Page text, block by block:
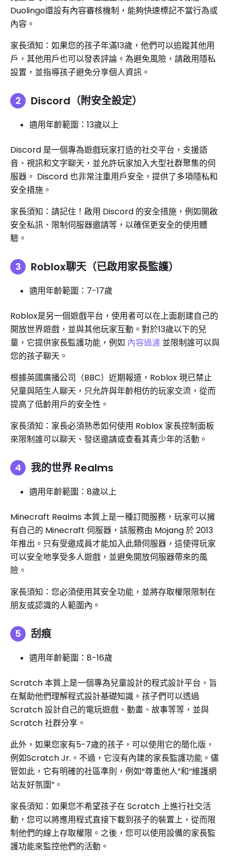
Duolingo還設有內容審核機制，能夠快速標記不當行為或
內容。
家長須知：如果您的孩子年滿13歲，他們可以追蹤其他用
戶，其他用戶也可以發表評論。為避免風險，請啟用隱私
設置，並指導孩子避免分享個人資訊。
Discord（附安全設定）
適用年齡範圍：13歲以上
Discord 是一個專為遊戲玩家打造的社交平台，支援語
音、視訊和文字聊天，並允許玩家加入大型社群聚集的伺
服器。 Discord 也非常注重用戶安全，提供了多項隱私和
安全措施。
家長須知：請記住！啟用 Discord 的安全措施，例如開啟
安全私訊、限制伺服器邀請等，以確保更安全的使用體
驗。
Roblox聊天（已啟用家長監護）
適用年齡範圍：7-17歲
Roblox是另一個遊戲平台，使用者可以在上面創建自己的
開放世界遊戲，並與其他玩家互動。對於13歲以下的兒
童，它提供家長監護功能，例如 內容過濾 並限制誰可以與
您的孩子聊天。
根據英國廣播公司（BBC）近期報道，Roblox 現已禁止
兒童與陌生人聊天，只允許與年齡相仿的玩家交流，從而
提高了低齡用戶的安全性。
家長須知：家長必須熟悉如何使用 Roblox 家長控制面板
來限制誰可以聊天、發送邀請或查看其青少年的活動。
我的世界 Realms
適用年齡範圍：8歲以上
Minecraft Realms 本質上是一種訂閱服務，玩家可以擁
有自己的 Minecraft 伺服器，該服務由 Mojang 於 2013
年推出。只有受邀成員才能加入此類伺服器，這使得玩家
可以安全地享受多人遊戲，並避免開放伺服器帶來的風
險。
家長須知：您必須使用其安全功能，並將存取權限限制在
朋友或認識的人範圍內。
刮痕
適用年齡範圍：8-16歲
Scratch 本質上是一個專為兒童設計的程式設計平台，旨
在幫助他們理解程式設計基礎知識。孩子們可以透過
Scratch 設計自己的電玩遊戲、動畫、故事等等，並與
Scratch 社群分享。
此外，如果您家有5-7歲的孩子，可以使用它的簡化版，
例如Scratch Jr.。不過，它沒有內建的家長監護功能。儘
管如此，它有明確的社區準則，例如“尊重他人”和“維護網
站友好氛圍”。
家長須知：如果您不希望孩子在 Scratch 上進行社交活
動，您可以將應用程式直接下載到孩子的裝置上，從而限
制他們的線上存取權限。之後，您可以使用設備的家長監
護功能來監控他們的活動。